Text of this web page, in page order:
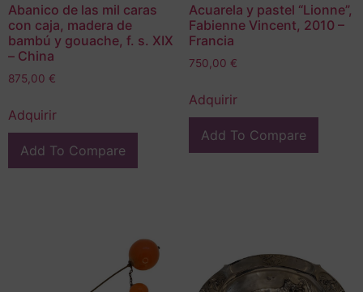
Abanico de las mil caras
con caja, madera de
bambú y gouache, f. s. XIX
– China
875,00 €
Adquirir
Add To Compare
Acuarela y pastel “Lionne”,
Fabienne Vincent, 2010 –
Francia
750,00 €
Adquirir
Add To Compare